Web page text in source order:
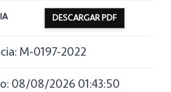
DESCARGAR PDF
M-0197-2022
08/08/2026 01:43:50